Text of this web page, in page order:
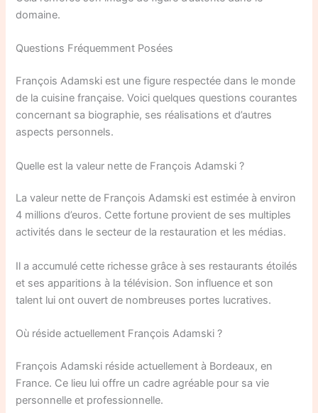
domaine.
Questions Fréquemment Posées
François Adamski est une figure respectée dans le monde
de la cuisine française. Voici quelques questions courantes
concernant sa biographie, ses réalisations et d’autres
aspects personnels.
Quelle est la valeur nette de François Adamski ?
La valeur nette de François Adamski est estimée à environ
4 millions d’euros. Cette fortune provient de ses multiples
activités dans le secteur de la restauration et les médias.
Il a accumulé cette richesse grâce à ses restaurants étoilés
et ses apparitions à la télévision. Son influence et son
talent lui ont ouvert de nombreuses portes lucratives.
Où réside actuellement François Adamski ?
François Adamski réside actuellement à Bordeaux, en
France. Ce lieu lui offre un cadre agréable pour sa vie
personnelle et professionnelle.